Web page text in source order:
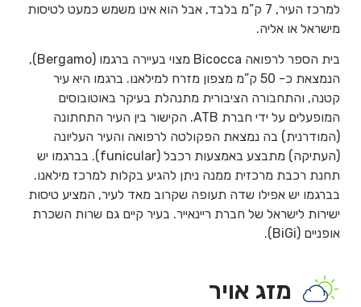
למרכז העיר, 7 ק”מ בלבד, אבל הוא אינו משמש כמעט לטיסות
מישראל או אליה.
בית הספר לרפואה Bicocca מצוי בעיירה ברגמו (Bergamo),
הנמצאת כ- 50 ק”מ מצפון מזרח למילאנו. ברגמו היא עיר
קטנה, והתחבורה הציבורית מתנהלת בעיקר באוטובוסים
המופעלים על ידי חברת ATB. הקישור בין העיר התחתונה
(המודרנית) בה נמצאת הפקולטה לרפואה והעיר העליונה
(העתיקה) מתבצע באמצעות רכבל (funicular). בברגמו יש
תחנת רכבת מרכזית ממנה ניתן להגיע בקלות למרכז מילאנו.
בברגמו יש אפילו שדה תעופה שקרוב מאד לעיר, המציע טיסות
ישירות לישראל של חברת ריינאייר. בעיר קיים גם שרות השכרת
אופניים (BiGi).
מזג אויר